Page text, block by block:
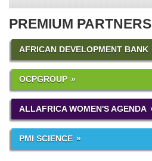
PREMIUM PARTNERS
AFRICAN DEVELOPMENT BANK
OCPGROUP
ALLAFRICA WOMEN'S AGENDA
PMI SCIENCE